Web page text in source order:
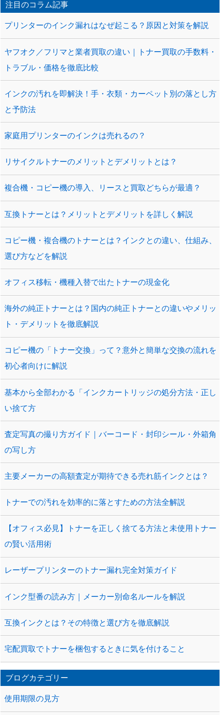
注目のコラム記事
プリンターのインク漏れはなぜ起こる？原因と対策を解説
ヤフオク／フリマと業者買取の違い｜トナー買取の手数料・
トラブル・価格を徹底比較
インクの汚れを即解決！手・衣類・カーペット別の落とし方
と予防法
家庭用プリンターのインクは売れるの？
リサイクルトナーのメリットとデメリットとは？
複合機・コピー機の導入、リースと買取どちらが最適？
互換トナーとは？メリットとデメリットを詳しく解説
コピー機・複合機のトナーとは？インクとの違い、仕組み、
選び方などを解説
オフィス移転・機種入替で出たトナーの現金化
海外の純正トナーとは？国内の純正トナーとの違いやメリッ
ト・デメリットを徹底解説
コピー機の「トナー交換」って？意外と簡単な交換の流れを
初心者向けに解説
基本から全部わかる「インクカートリッジの処分方法・正し
い捨て方
査定写真の撮り方ガイド｜バーコード・封印シール・外箱角
の写し方
主要メーカーの高額査定が期待できる売れ筋インクとは？
トナーでの汚れを効率的に落とすための方法全解説
【オフィス必見】トナーを正しく捨てる方法と未使用トナー
の賢い活用術
レーザープリンターのトナー漏れ完全対策ガイド
インク型番の読み方｜メーカー別命名ルールを解説
互換インクとは？その特徴と選び方を徹底解説
宅配買取でトナーを梱包するときに気を付けること
ブログカテゴリー
使用期限の見方